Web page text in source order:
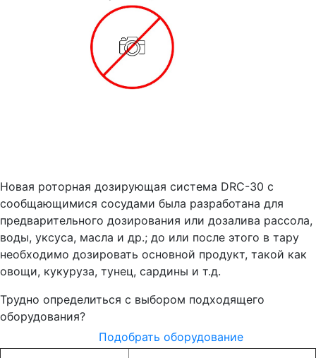
Новая роторная дозирующая система DRC-30 с
сообщающимися сосудами была разработана для
предварительного дозирования или дозалива рассола,
воды, уксуса, масла и др.; до или после этого в тару
необходимо дозировать основной продукт, такой как
овощи, кукуруза, тунец, сардины и т.д.
Трудно определиться с выбором подходящего
оборудования?
Подобрать оборудование